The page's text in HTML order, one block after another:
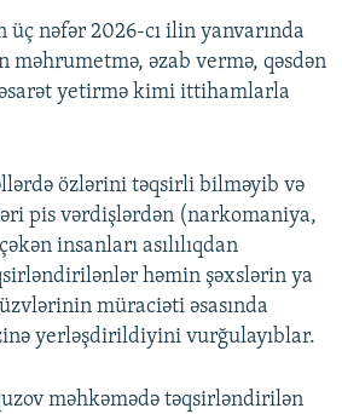
üç nəfər 2026-cı ilin yanvarında
məhrumetmə, əzab vermə, qəsdən
yetirmə kimi ittihamlarla
özlərini təqsirli bilməyib və
pis vərdişlərdən (narkomaniya,
insanları asılılıqdan
həmin şəxslərin ya
müraciəti əsasında
yerləşdirildiyini vurğulayıblar.
məhkəmədə təqsirləndirilən